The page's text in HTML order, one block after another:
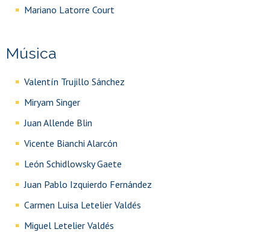
Mariano Latorre Court
Música
Valentín Trujillo Sánchez
Miryam Singer
Juan Allende Blin
Vicente Bianchi Alarcón
León Schidlowsky Gaete
Juan Pablo Izquierdo Fernández
Carmen Luisa Letelier Valdés
Miguel Letelier Valdés